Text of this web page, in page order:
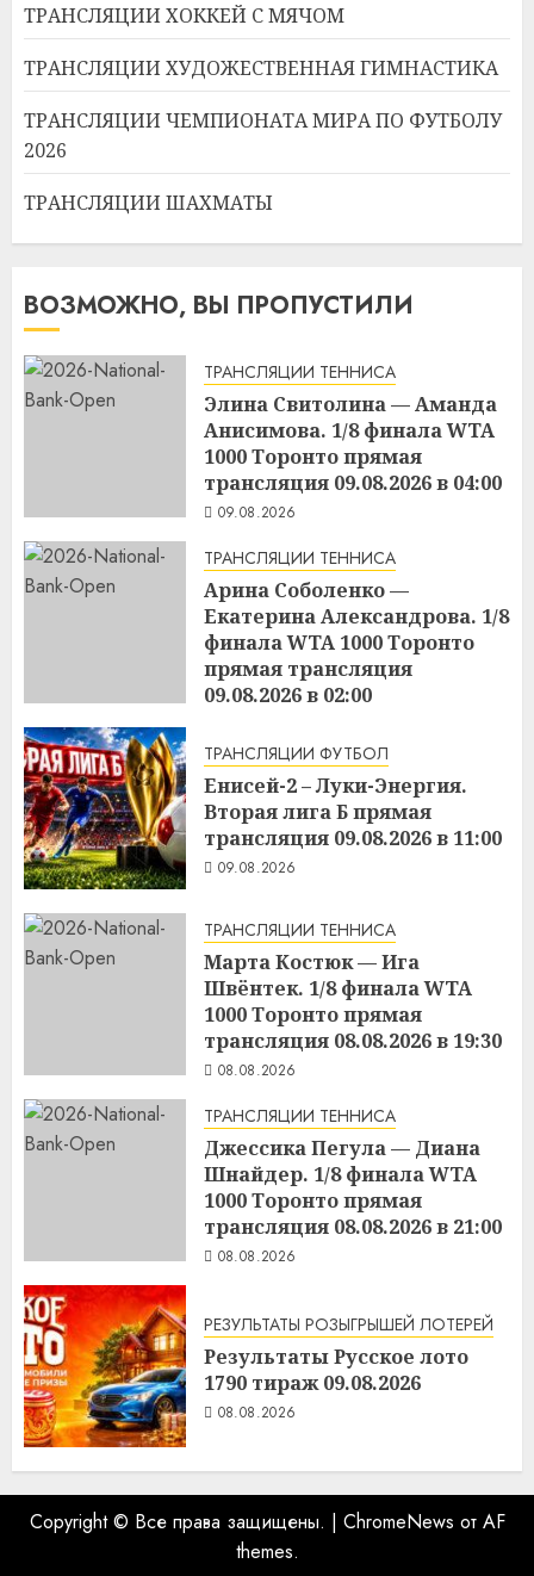
ТРАНСЛЯЦИИ ХОККЕЙ С МЯЧОМ
ТРАНСЛЯЦИИ ХУДОЖЕСТВЕННАЯ ГИМНАСТИКА
ТРАНСЛЯЦИИ ЧЕМПИОНАТА МИРА ПО ФУТБОЛУ
2026
ТРАНСЛЯЦИИ ШАХМАТЫ
ВОЗМОЖНО, ВЫ ПРОПУСТИЛИ
ТРАНСЛЯЦИИ ТЕННИСА
Элина Свитолина — Аманда
Анисимова. 1/8 финала WTA
1000 Торонто прямая
трансляция 09.08.2026 в 04:00
09.08.2026
ТРАНСЛЯЦИИ ТЕННИСА
Арина Соболенко —
Екатерина Александрова. 1/8
финала WTA 1000 Торонто
прямая трансляция
09.08.2026 в 02:00
ТРАНСЛЯЦИИ ФУТБОЛ
Енисей-2 – Луки-Энергия.
Вторая лига Б прямая
трансляция 09.08.2026 в 11:00
09.08.2026
ТРАНСЛЯЦИИ ТЕННИСА
Марта Костюк — Ига
Швёнтек. 1/8 финала WTA
1000 Торонто прямая
трансляция 08.08.2026 в 19:30
08.08.2026
ТРАНСЛЯЦИИ ТЕННИСА
Джессика Пегула — Диана
Шнайдер. 1/8 финала WTA
1000 Торонто прямая
трансляция 08.08.2026 в 21:00
08.08.2026
РЕЗУЛЬТАТЫ РОЗЫГРЫШЕЙ ЛОТЕРЕЙ
Результаты Русское лото
1790 тираж 09.08.2026
08.08.2026
Copyright © Все права защищены. | ChromeNews от AF
themes.